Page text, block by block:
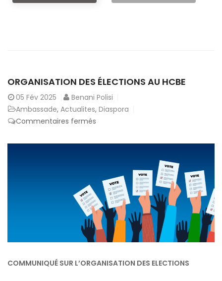
ORGANISATION DES ÉLECTIONS AU HCBE
05 Fév 2025
Benani Polisi
Ambassade, Actualites, Diaspora
Commentaires fermés
des
HCBE
COMMUNIQUÉ SUR L’ORGANISATION DES ELECTIONS